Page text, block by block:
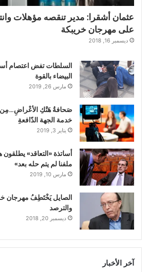
عثمان أشقرا: مدير تنقصه مؤهلات
على مهرجان خريبكة
ديسمبر 16, 2018
السلطات تفض اعتصام
البيضاء بالقوة
مارس 26, 2019
صَحافةُ هَتْكِ الأعْراضِ…مِن
خدمة الجهة الدّافعةِ
يناير 3, 2019
أساتذة «التعاقد»
ملفنا لم يتم حله بعد»
مارس 10, 2019
الصايل يَخْتَطِفُ مهرجان
والترصد
ديسمبر 20, 2018
آخر الأخبار